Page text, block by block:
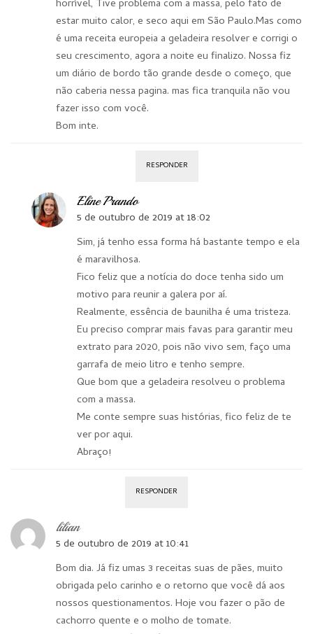
horrível, Tive problema com a massa, pelo fato de
estar muito calor, e seco aqui em São Paulo.Mas como
é uma receita europeia a geladeira resolver e corrigi o
seu crescimento, agora a noite eu finalizo. Nossa fiz
um diário de bordo tão grande desde o começo, que
não caberia nessa pagina. mas fica tranquila não vou
fazer isso com você.
Bom inte.
RESPONDER
Eline Prando
5 de outubro de 2019 at 18:02
Sim, já tenho essa forma há bastante tempo e ela
é maravilhosa.
Fico feliz que a notícia do doce tenha sido um
motivo para reunir a galera por aí.
Realmente, essência de baunilha é uma tristeza.
Eu preciso comprar mais favas para garantir meu
extrato para 2020, pois não vivo sem, faço uma
garrafa de meio litro e tenho sempre.
Que bom que a geladeira resolveu o problema
com a massa.
Me conte sempre suas histórias, fico feliz de te
ver por aqui.
Abraço!
RESPONDER
lilian
5 de outubro de 2019 at 10:41
Bom dia. Já fiz umas 3 receitas suas de pães, muito
obrigada pelo carinho e o retorno que você dá aos
nossos questionamentos. Hoje vou fazer o pão de
cachorro quente e o molho de tomate.